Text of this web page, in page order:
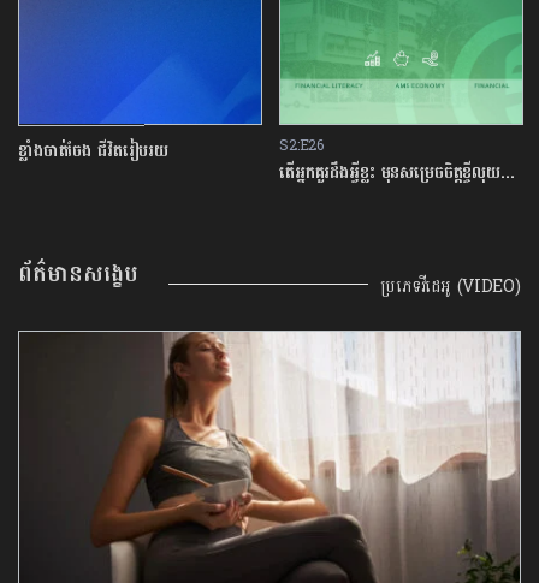
S2:E26
តើអ្នកគួរដឹងអ្វីខ្លះ មុនសម្រេចចិត្តខ្ចីលុយនៅធនាគារ? អ្នករៀនផង ធ្វើការផង
ព័ត៌មានសង្ខេប ប្រភេទវីដេអូ (VIDEO)